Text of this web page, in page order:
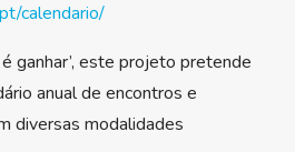
calendario/
ganhar’, este projeto pretende
anual de encontros e
diversas modalidades